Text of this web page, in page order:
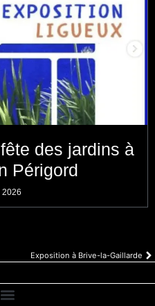
des jardins à
Périgord
2026
Exposition à Brive-la-Gaillarde